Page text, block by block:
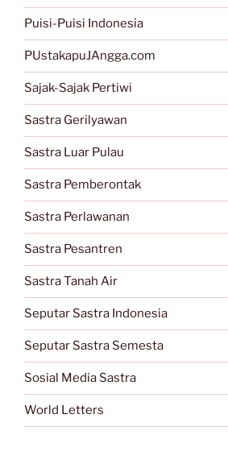
Puisi-Puisi Indonesia
PUstakapuJAngga.com
Sajak-Sajak Pertiwi
Sastra Gerilyawan
Sastra Luar Pulau
Sastra Pemberontak
Sastra Perlawanan
Sastra Pesantren
Sastra Tanah Air
Seputar Sastra Indonesia
Seputar Sastra Semesta
Sosial Media Sastra
World Letters